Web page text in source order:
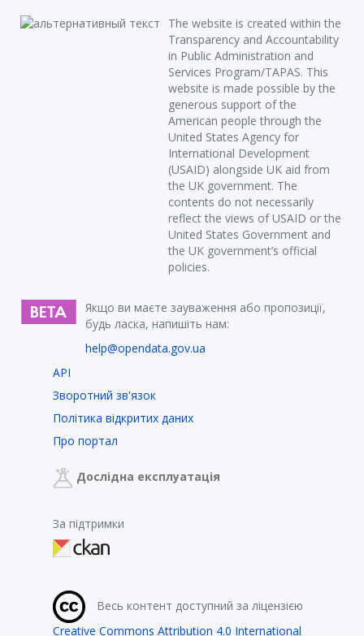
The website is created within the
Transparency and Accountability
in Public Administration and
Services Program/TAPAS. This
website is made possible by the
generous support of the
American people through the
United States Agency for
International Development
(USAID) alongside UK aid from
the UK government. The
contents do not necessarily
reflect the views of USAID or the
United States Government and
the UK government’s official
policies.
Якщо ви маєте зауваження або пропозиції,
будь ласка, напишіть нам:
help@opendata.gov.ua
API
Зворотний зв'язок
Політика відкритих даних
Про портал
Дослідна експлуатація
За підтримки
Весь контент доступний за ліцензією
Creative Commons Attribution 4.0 International